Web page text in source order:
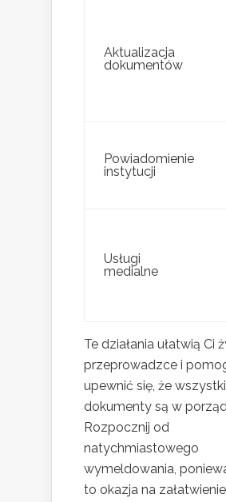
Aktualizacja
dokumentów
Powiadomienie
instytucji
Usługi
medialne
Te działania ułatwią Ci
przeprowadzce i
upewnić się, że
dokumenty są w
Rozpocznij od
natychmiastowego
wymeldowania,
to okazja na załatwienie